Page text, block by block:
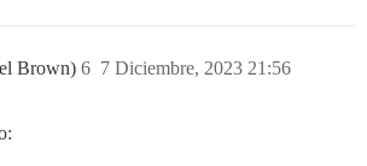
Brown) 7 Diciembre, 2023 21:56
6